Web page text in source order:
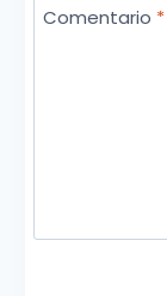
Comentario *